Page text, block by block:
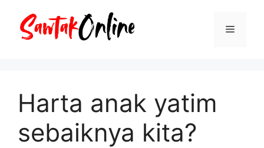
Menu
Harta anak yatim
sebaiknya kita?